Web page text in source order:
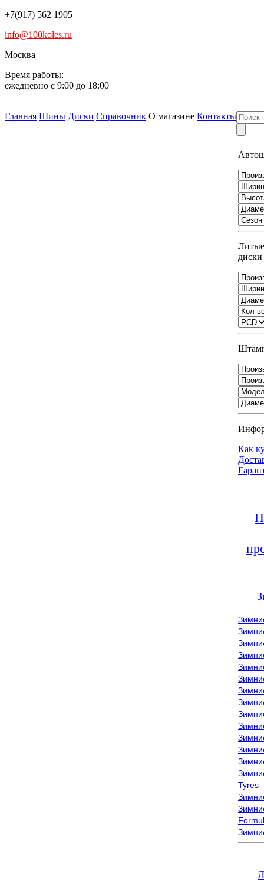
+7(917) 562 1905
info@100koles.ru
Москва
Время работы:
ежедневно с 9:00 до 18:00
Главная Шины Диски Справочник О магазине Контакты
Литые
диски
Как
Tyres